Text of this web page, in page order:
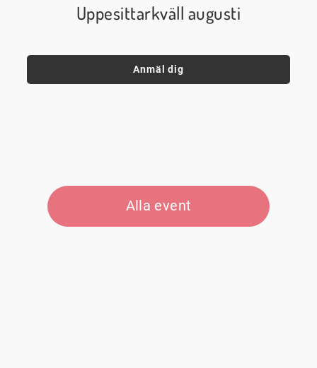
Uppesittarkväll augusti
Anmäl dig
Alla event